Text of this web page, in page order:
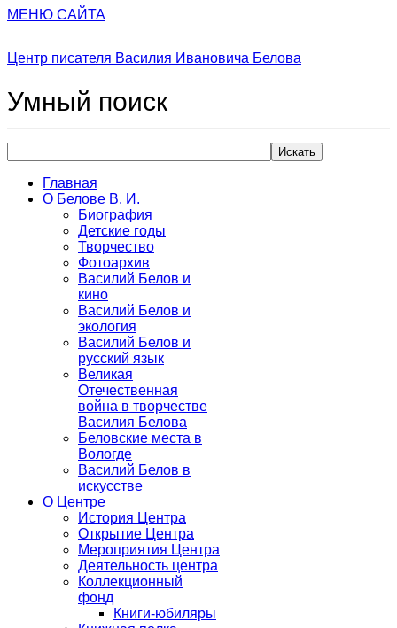
МЕНЮ САЙТА
Центр писателя Василия Ивановича Белова
Умный поиск
Искать
Главная
О Белове В. И.
Биография
Детские годы
Творчество
Фотоархив
Василий Белов и
кино
Василий Белов и
экология
Василий Белов и
русский язык
Великая
Отечественная
война в творчестве
Василия Белова
Беловские места в
Вологде
Василий Белов в
искусстве
О Центре
История Центра
Открытие Центра
Мероприятия Центра
Деятельность центра
Коллекционный
фонд
Книги-юбиляры